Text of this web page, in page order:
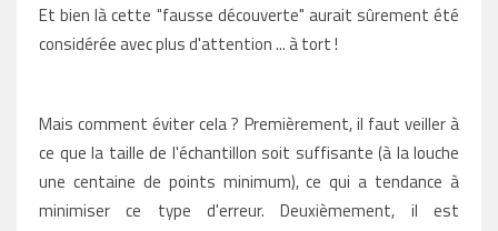
Et bien là cette "fausse découverte" aurait sûrement été
considérée avec plus d'attention ... à tort !
Mais comment éviter cela ? Premièrement, il faut veiller à
ce que la taille de l'échantillon soit suffisante (à la louche
une centaine de points minimum), ce qui a tendance à
minimiser ce type d'erreur. Deuxièmement, il est